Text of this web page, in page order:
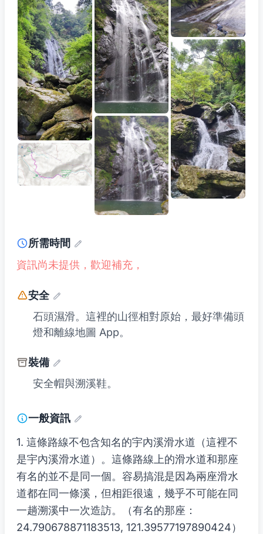
所需時間
資訊尚未提供，歡迎補充，
安全
石頭濕滑。這裡的山徑相對原始，最好準備頭
燈和離線地圖 App。
裝備
安全帽與溯溪鞋。
一般資訊
1. 這條路線不包含知名的宇內溪滑水道（這裡不
是宇內溪滑水道）。這條路線上的滑水道和那座
有名的並不是同一個。容易搞混是因為兩座滑水
道都在同一條溪，但相距很遠，幾乎不可能在同
一趟溯溪中一次造訪。（有名的那座：
24.790678871183513, 121.39577197890424）